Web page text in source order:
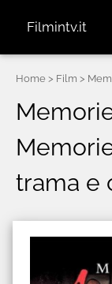
Filmintv.it
Home > Film >
trama e